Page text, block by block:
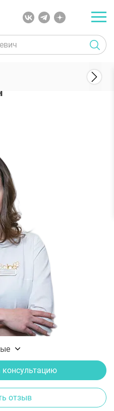
Горшкова Дарья Александровна
консультацию
отзыв